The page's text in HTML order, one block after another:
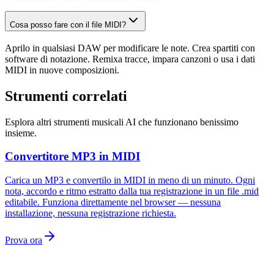
Cosa posso fare con il file MIDI?
Aprilo in qualsiasi DAW per modificare le note. Crea spartiti con
software di notazione. Remixa tracce, impara canzoni o usa i dati
MIDI in nuove composizioni.
Strumenti correlati
Esplora altri strumenti musicali AI che funzionano benissimo
insieme.
Convertitore MP3 in MIDI
Carica un MP3 e convertilo in MIDI in meno di un minuto. Ogni
nota, accordo e ritmo estratto dalla tua registrazione in un file .mid
editabile. Funziona direttamente nel browser — nessuna
installazione, nessuna registrazione richiesta.
Prova ora